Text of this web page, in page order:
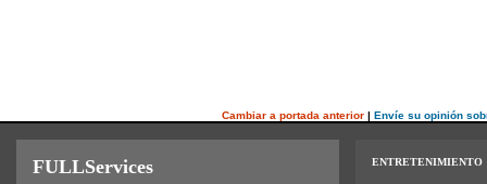
Cambiar a portada anterior| Envíe su opinión
FULLServices ENTRETENIMIENTO